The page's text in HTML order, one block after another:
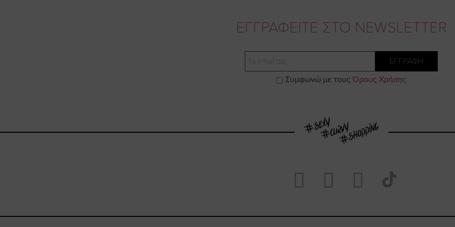
ΕΓΓΡΑΦΕΙΤΕ ΣΤΟ NEWSLETTER
ΕΓΓΡΑΦΗ
Συμφωνώ με τους Όρους Χρήσης
Visit Visit Visit